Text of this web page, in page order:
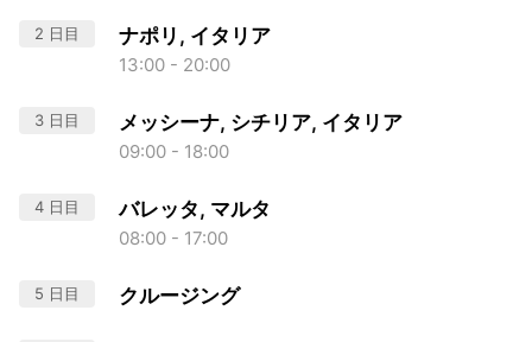
2 日目 ナポリ, イタリア
13:00 - 20:00
3 日目 メッシーナ, シチリア, イタリア
09:00 - 18:00
4 日目 バレッタ, マルタ
08:00 - 17:00
5 日目 クルージング